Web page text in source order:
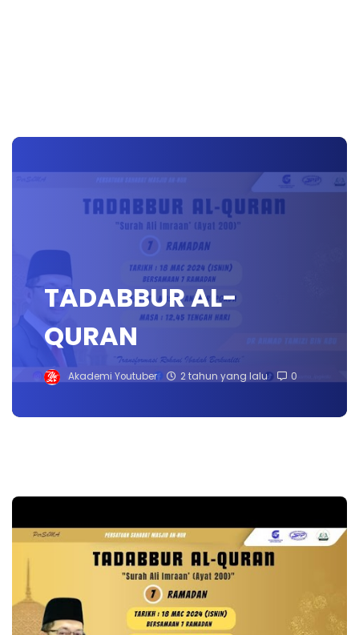
TADABBUR AL-
QURAN
Akademi Youtuber 2 tahun yang lalu 0